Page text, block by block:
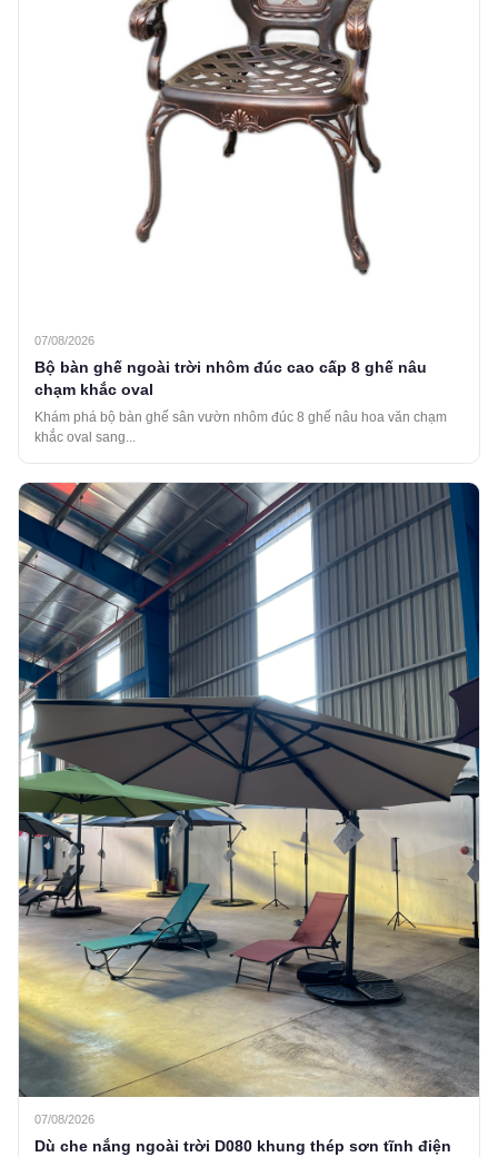
07/08/2026
Bộ bàn ghế ngoài trời nhôm đúc cao cấp 8 ghế nâu
chạm khắc oval
Khám phá bộ bàn ghế sân vườn nhôm đúc 8 ghế nâu hoa văn chạm
khắc oval sang...
07/08/2026
Dù che nắng ngoài trời D080 khung thép sơn tĩnh điện